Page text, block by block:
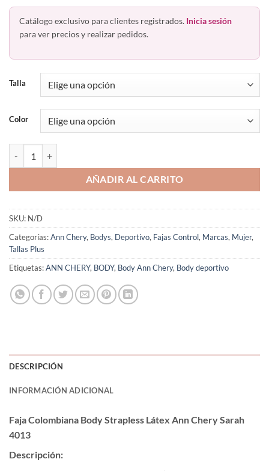
Catálogo exclusivo para clientes registrados. Inicia sesión
para ver precios y realizar pedidos.
Talla
Color
AÑADIR AL CARRITO
SKU: N/D
Categorías:Ann Chery, Bodys, Deportivo, Fajas Control, Marcas, Mujer,
Tallas Plus
Etiquetas:ANN CHERY, BODY, Body Ann Chery, Body deportivo
DESCRIPCIÓN
INFORMACIÓN ADICIONAL
Faja Colombiana Body Strapless Látex Ann Chery Sarah
4013
Descripción: